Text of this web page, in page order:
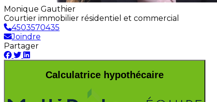
Monique Gauthier
Courtier immobilier résidentiel et commercial
4503570435
Joindre
Partager
Calculatrice hypothécaire